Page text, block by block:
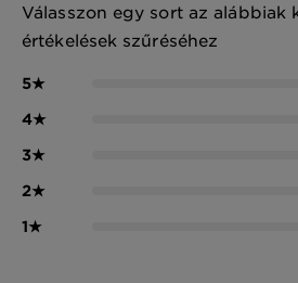
Válasszon egy sort az alábbiak
értékelések szűréséhez
5★
4★
3★
2★
1★